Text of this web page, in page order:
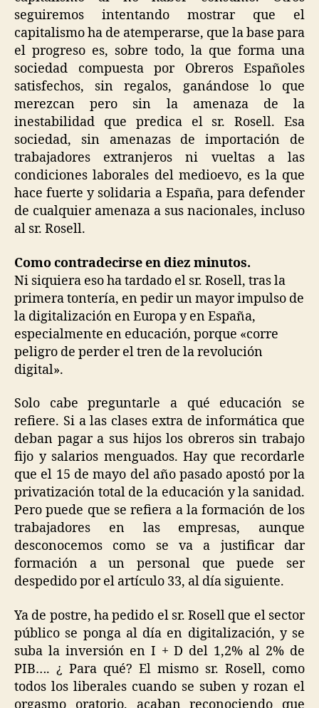
seguiremos intentando mostrar que el
capitalismo ha de atemperarse, que la base para
el progreso es, sobre todo, la que forma una
sociedad compuesta por Obreros Españoles
satisfechos, sin regalos, ganándose lo que
merezcan pero sin la amenaza de la
inestabilidad que predica el sr. Rosell. Esa
sociedad, sin amenazas de importación de
trabajadores extranjeros ni vueltas a las
condiciones laborales del medioevo, es la que
hace fuerte y solidaria a España, para defender
de cualquier amenaza a sus nacionales, incluso
al sr. Rosell.
Como contradecirse en diez minutos.
Ni siquiera eso ha tardado el sr. Rosell, tras la
primera tontería, en pedir un mayor impulso de
la digitalización en Europa y en España,
especialmente en educación, porque «corre
peligro de perder el tren de la revolución
digital».
Solo cabe preguntarle a qué educación se
refiere. Si a las clases extra de informática que
deban pagar a sus hijos los obreros sin trabajo
fijo y salarios menguados. Hay que recordarle
que el 15 de mayo del año pasado apostó por la
privatización total de la educación y la sanidad.
Pero puede que se refiera a la formación de los
trabajadores en las empresas, aunque
desconocemos como se va a justificar dar
formación a un personal que puede ser
despedido por el artículo 33, al día siguiente.
Ya de postre, ha pedido el sr. Rosell que el sector
público se ponga al día en digitalización, y se
suba la inversión en I + D del 1,2% al 2% de
PIB…. ¿ Para qué? El mismo sr. Rosell, como
todos los liberales cuando se suben y rozan el
orgasmo oratorio, acaban reconociendo que